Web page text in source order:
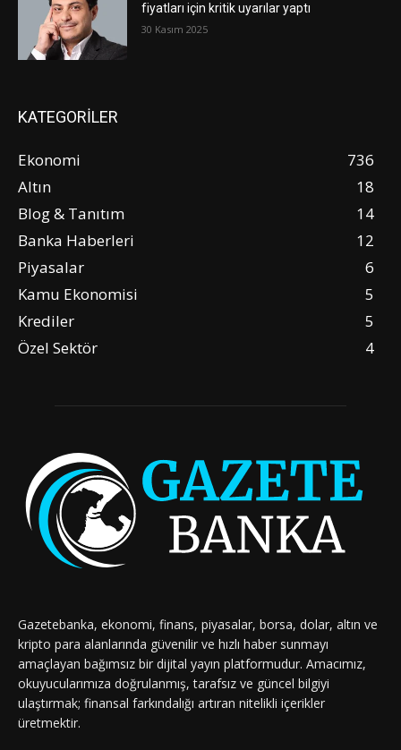
fiyatları için kritik uyarılar yaptı
30 Kasım 2025
KATEGORİLER
Ekonomi
736
Altın
18
Blog & Tanıtım
14
Banka Haberleri
12
Piyasalar
6
Kamu Ekonomisi
5
Krediler
5
Özel Sektör
4
Gazetebanka, ekonomi, finans, piyasalar, borsa, dolar, altın ve
kripto para alanlarında güvenilir ve hızlı haber sunmayı
amaçlayan bağımsız bir dijital yayın platformudur. Amacımız,
okuyucularımıza doğrulanmış, tarafsız ve güncel bilgiyi
ulaştırmak; finansal farkındalığı artıran nitelikli içerikler
üretmektir.